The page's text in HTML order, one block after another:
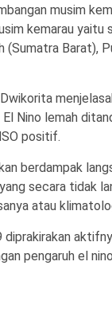
musim
kemarau yaitu
Barat),
Nino lemah
positif.
berdampak
secara tidak
atau
pengaruh el